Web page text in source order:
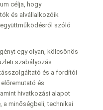
célja, hogy
és alvállalkozóik
szóló
egy olyan, kölcsönös
szabályozás
és a fordítói
és
hivatkozási alapot
a minőségbeli, technikai